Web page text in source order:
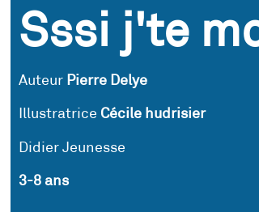
Sssi j'te
Auteur Pierre Delye
Illustratrice Cécile hudrisier
Didier Jeunesse
3-8 ans